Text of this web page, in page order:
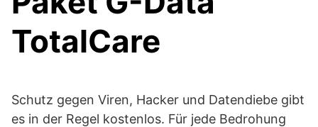
TotalCare
Schutz gegen Viren, Hacker und Datendiebe gibt
es in der Regel kostenlos. Für jede Bedrohung